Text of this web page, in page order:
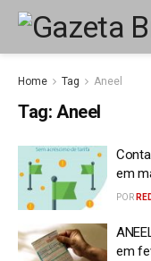
Home Tag Aneel
Tag: Aneel
em
POR
em